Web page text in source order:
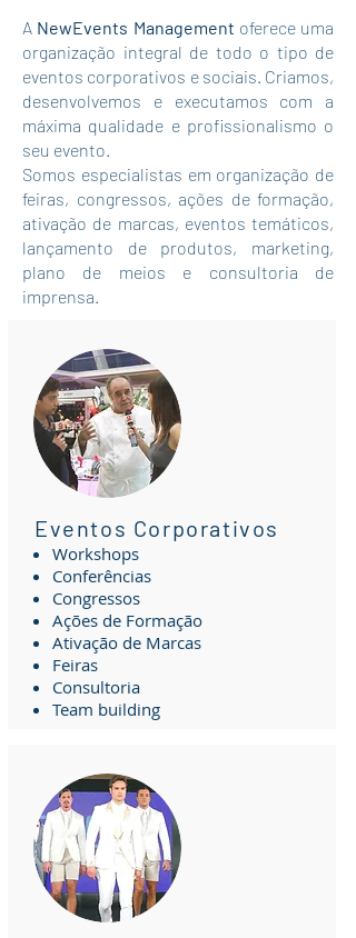
A NewEvents Management oferece uma
organização integral de todo o tipo de
eventos corporativos e sociais. Criamos,
desenvolvemos e executamos com a
máxima qualidade e profissionalismo o
seu evento.
Somos especialistas em organização de
feiras, congressos, ações de formação,
ativação de marcas, eventos temáticos,
lançamento de produtos, marketing,
plano de meios e consultoria de
imprensa.
Eventos Corporativos
Workshops
Conferências
Congressos
Ações de Formação
Ativação de Marcas
Feiras
Consultoria
Team building